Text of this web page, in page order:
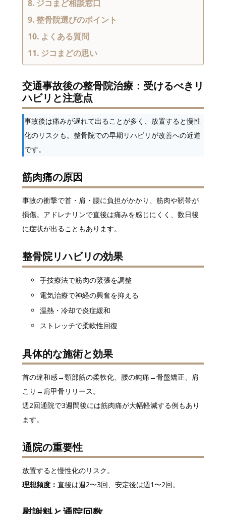
ジコまど相談窓口
整骨院選びのポイント
よくある質問
ジコまどの思い
交通事故後の整骨院治療：受けるべきリ
ハビリと注意点
事故後は痛みが遅れて出ることが多く、放置すると慢性
化のリスクも。整骨院での早期リハビリが改善への近道
です。
筋肉痛の原因
事故の衝撃で首・肩・腰に負担がかかり、筋肉や靭帯が
損傷。アドレナリンで直後は痛みを感じにくく、数日後
に症状が出ることもあります。
整骨院リハビリの効果
手技療法で筋肉の緊張を調整
電気治療で神経の興奮を抑える
温熱・冷却で炎症緩和
ストレッチで柔軟性回復
具体的な施術と効果
首の違和感→頸部筋の柔軟化、腰の鈍痛→骨盤矯正、肩
こり→肩甲骨リリース。
週2回通院で3週間後には筋肉痛が大幅軽減する例もあり
ます。
通院の重要性
放置すると慢性化のリスク。
理想頻度： 直後は週2〜3回、安定後は週1〜2回。